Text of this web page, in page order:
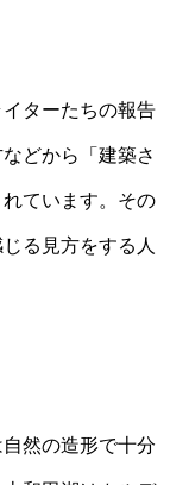
ターたちの報告
どから「建築さ
ています。その
る見方をする人
然の造形で十分